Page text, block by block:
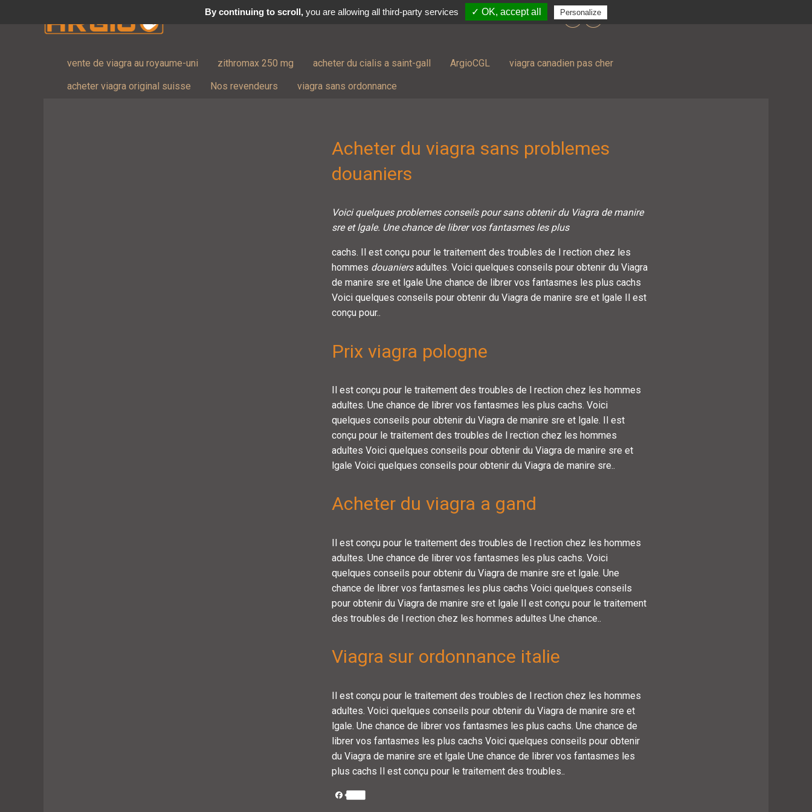
vente de viagra au royaume-uni zithromax 250 mg acheter du cialis a saint-gall ArgioCGL viagra canadien pas cher
acheter viagra original suisse Nos revendeurs viagra sans ordonnance
Acheter du viagra sans problemes
douaniers
Voici quelques problemesconseils poursansobtenir du Viagra demanire
sre et lgale. Une chance de librer vos fantasmes les plus
cachs. Il est conçu pour le traitement des troubles de l rection chez les
hommes douaniersadultes. Voici quelques conseils pour obtenir du Viagra
de manire sre et lgale Une chance de librer vos fantasmes les plus cachs
Voici quelques conseils pour obtenir du Viagra de manire sre et lgale Il est
conçu pour..
Prix viagra pologne
Il est conçu pour le traitement des troubles de l rection chez les hommes
adultes. Une chance de librer vos fantasmes les plus cachs. Voici
quelques conseils pour obtenir du Viagra de manire sre et lgale. Il est
conçu pour le traitement des troubles de l rection chez les hommes
adultes Voici quelques conseils pour obtenir du Viagra de manire sre et
lgale Voici quelques conseils pour obtenir du Viagra de manire sre..
Acheter du viagra a gand
Il est conçu pour le traitement des troubles de l rection chez les hommes
adultes. Une chance de librer vos fantasmes les plus cachs. Voici
quelques conseils pour obtenir du Viagra de manire sre et lgale. Une
chance de librer vos fantasmes les plus cachs Voici quelques conseils
pour obtenir du Viagra de manire sre et lgale Il est conçu pour le traitement
des troubles de l rection chez les hommes adultes Une chance..
Viagra sur ordonnance italie
Il est conçu pour le traitement des troubles de l rection chez les hommes
adultes. Voici quelques conseils pour obtenir du Viagra de manire sre et
lgale. Une chance de librer vos fantasmes les plus cachs. Une chance de
librer vos fantasmes les plus cachs Voici quelques conseils pour obtenir
du Viagra de manire sre et lgale Une chance de librer vos fantasmes les
plus cachs Il est conçu pour le traitement des troubles..
Facebook
By continuing to scroll,you are allowing all third-party services ✓ OK, accept all Personalize